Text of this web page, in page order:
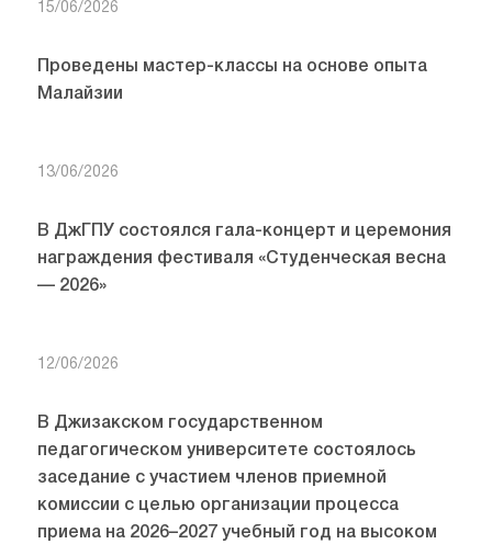
15/06/2026
Проведены мастер-классы на основе опыта
Малайзии
13/06/2026
В ДжГПУ состоялся гала-концерт и церемония
награждения фестиваля «Студенческая весна
— 2026»
12/06/2026
В Джизакском государственном
педагогическом университете состоялось
заседание с участием членов приемной
комиссии с целью организации процесса
приема на 2026–2027 учебный год на высоком